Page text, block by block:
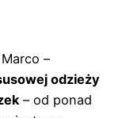
–
odzieży
– od ponad